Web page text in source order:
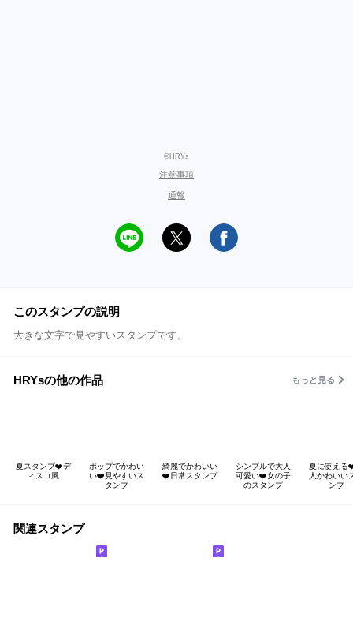
©HRYs
注意事項
通報
このスタンプの説明
大きな文字で見やすいスタンプです。
HRYsの他の作品 もっと見る
夏スタンプ❤️デ
ィスコ風
ポップでかわい
い❤️見やすいス
タンプ
綺麗でかわいい
❤️日常スタンプ
シンプルで大人
可愛い❤️女の子
のスタンプ
夏に使える
人かわいい
ンプ
関連スタンプ